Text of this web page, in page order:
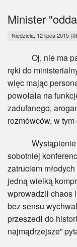
Myśl
Wiara
BlogAiD
Zaproszenia
Minister
Niedziela, 12 lipca 2015
Oj, nie ma pani
ręki do
więc mając
powołała na
zadufanego,
rozmówców, w
Wystąpienie
sobotniej
zatruciem
jedną wielką
wprowadził chaos
bez sensu
przeszedł do
najmądrzejsze”